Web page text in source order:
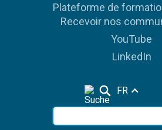
Plateforme de
Recevoir nos
YouTube
LinkedIn
FR